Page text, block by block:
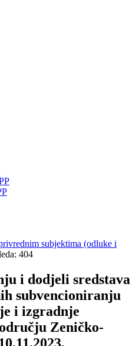
subjektima (odluke i
404
i dodjeli sredstava
subvencioniranju
i izgradnje
Zeničko-